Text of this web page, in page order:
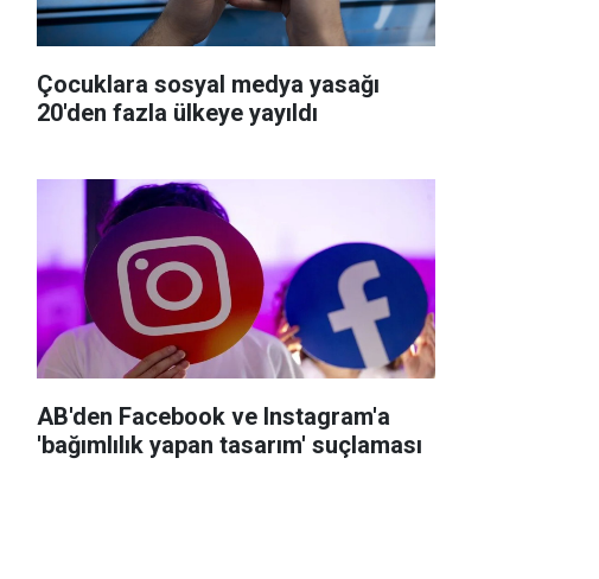
Çocuklara sosyal medya yasağı
20'den fazla ülkeye yayıldı
AB'den Facebook ve Instagram'a
'bağımlılık yapan tasarım' suçlaması